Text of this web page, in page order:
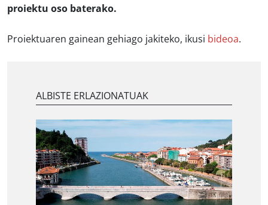
proiektu oso baterako.
Proiektuaren gainean gehiago jakiteko, ikusi bideoa.
ALBISTE ERLAZIONATUAK